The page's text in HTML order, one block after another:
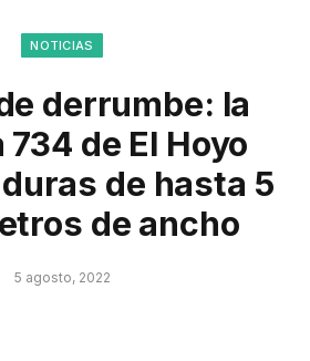
NOTICIAS
derrumbe: la
734 de El Hoyo
de hasta 5
de ancho
5 agosto, 2022